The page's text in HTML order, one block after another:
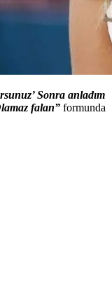
Sonra anladım
falan” formunda